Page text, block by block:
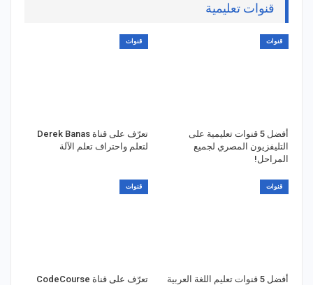
قنوات تعليمية
قنوات
أفضل 5 قنوات تعليمية على
التليفزيون المصري لجميع
المراحل!
قنوات
تعرّف على قناة Derek Banas
لتعلم واحتراف تعلم الآلة
قنوات
أفضل 5 قنوات تعليم اللغة العربية
قنوات
تعرّف على قناة CodeCourse